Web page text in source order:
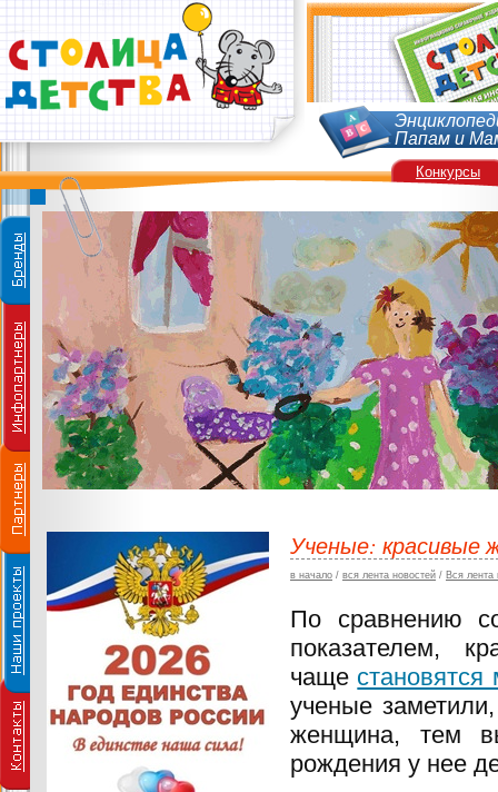
Папам и
Ученые: красивые
в начало / вся лента новостей / Вся лента
По сравнению
показателем,
чаще становятся
ученые
женщина, тем
рождения у нее
Конкурсы